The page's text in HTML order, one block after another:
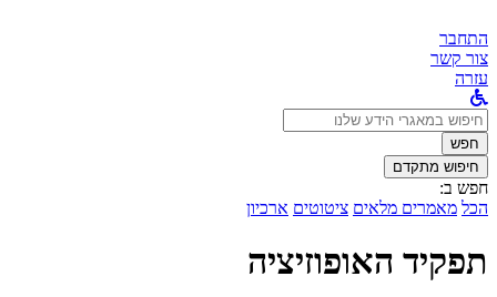
התחבר
צור קשר
עזרה
לחפש
ב:חפש
חיפוש מתקדם
חפש ב:
הכל מאמרים מלאים ציטוטים ארכיון
תפקיד האופוזיציה